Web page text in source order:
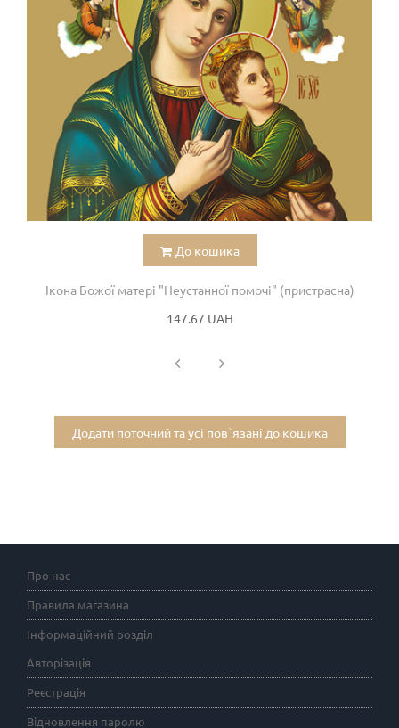
До кошика
Ікона Божої матері "Неустанної помочі" (пристрасна)
147.67 UAH
Додати поточний та усі пов`язані до кошика
Про нас
Правила магазина
Інформаційний розділ
Авторізація
Реєстрація
Відновлення паролю